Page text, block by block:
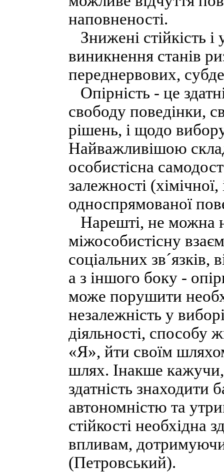
наповненості.
Знижені стійкість
виникнення станів
переднервових,
Опірність - це
свободу поведінки,
рішень, і щодо
Найважливішою
особистісна
залежності
односпрямованої
Нарешті, не можна
міжособистісну
соціальних зв´язків,
а з іншого боку -
може порушити
незалежність у
діяльності, способу
«Я», йти своїм
шлях. Інакше кажучи,
здатність знаходити
автономністю та
стійкості необхідна
впливам,
(Петровський).